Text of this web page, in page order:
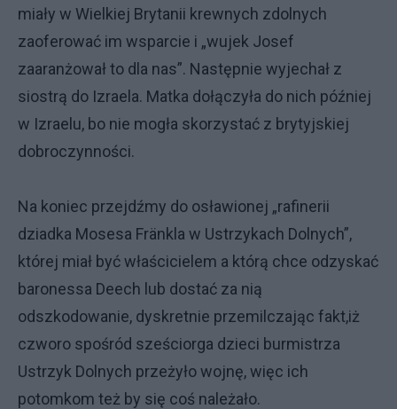
miały w Wielkiej Brytanii krewnych zdolnych
zaoferować im wsparcie i „wujek Josef
zaaranżował to dla nas”. Następnie wyjechał z
siostrą do Izraela. Matka dołączyła do nich później
w Izraelu, bo nie mogła skorzystać z brytyjskiej
dobroczynności.
Na koniec przejdźmy do osławionej „rafinerii
dziadka Mosesa Fränkla w Ustrzykach Dolnych”,
której miał być właścicielem a którą chce odzyskać
baronessa Deech lub dostać za nią
odszkodowanie, dyskretnie przemilczając fakt,iż
czworo spośród sześciorga dzieci burmistrza
Ustrzyk Dolnych przeżyło wojnę, więc ich
potomkom też by się coś należało.